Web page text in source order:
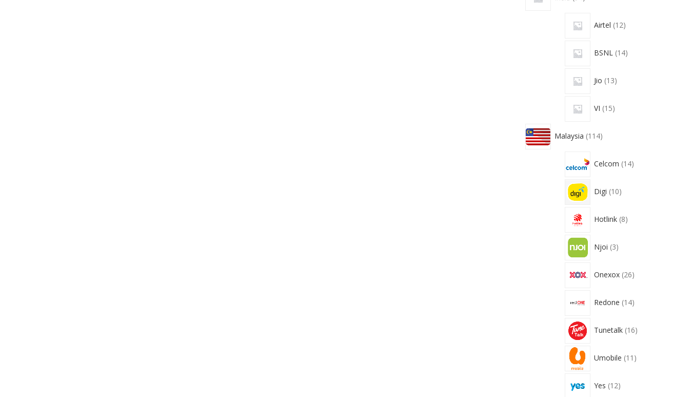
Airtel 12
BSNL 14
Jio 13
VI 15
Malaysia 114
Celcom 14
Digi 10
Hotlink 8
Njoi 3
Onexox 26
Redone 14
Tunetalk 16
Umobile 11
Yes 12